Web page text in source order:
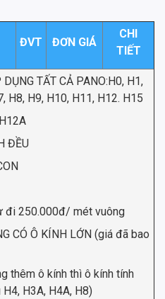
ĐVT ĐƠN GIÁ
CHI
TIẾT
TẤT CẢ PANO:H0, H1,
H8, H9, H10, H11, H12. H15
ĐỀU
đi 250.000đ/ mét vuông
CÓ Ô KÍNH LỚN (giá đã bao
thêm ô kính thì ô kính tính
H3A, H4A, H8)